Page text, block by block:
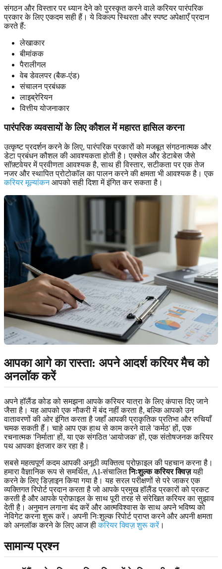
संगठन और विस्तार पर ध्यान देने को पुरस्कृत करने वाले करियर पारंपरिक
प्रकार के लिए एकदम सही हैं। ये विकल्प स्थिरता और स्पष्ट अपेक्षाएँ प्रदान
करते हैं:
लेखाकार
बीमांकक
पैरालीगल
वेब डेवलपर (बैक-एंड)
संचालन प्रबंधक
लाइब्रेरियन
वित्तीय योजनाकार
पारंपरिक व्यवसायोंके लिए कौशल में महारत हासिल करना
उत्कृष्ट प्रदर्शन करने के लिए, पारंपरिक प्रकारों को मजबूत संगठनात्मक और
डेटा प्रबंधन कौशल की आवश्यकता होती है। एक्सेल और डेटाबेस जैसे
सॉफ़्टवेयर में प्रवीणता आवश्यक है, साथ ही विस्तार, सटीकता पर एक तेज
नजर और स्थापित प्रोटोकॉल का पालन करने की क्षमता भी आवश्यक है। एक
करियर मूल्यांकनआपको सही दिशा में इंगित कर सकता है।
आपका आगे का रास्ता: अपने आदर्श करियर मैच को
अनलॉक करें
अपने हॉलैंड कोड को समझना आपके करियर यात्रा के लिए कंपास दिए जाने
जैसा है। यह आपको एक नौकरी में बंद नहीं करता है, बल्कि आपको उन
वातावरणों की ओर इंगित करता है जहाँ आपकी प्राकृतिक प्रतिभा और रुचियाँ
चमक सकती हैं। चाहे आप एक हाथ से काम करने वाले 'कर्मठ' हों, एक
रचनात्मक 'निर्माता' हों, या एक संगठित 'आयोजक' हों, एक संतोषजनक करियर
पथ आपका इंतजार कर रहा है।
सबसे महत्वपूर्ण कदम आपकी अनूठी व्यक्तित्व प्रोफ़ाइल की पहचान करना है।
हमारा वैज्ञानिक रूप से समर्थित, AI-संचालितनिःशुल्क करियर क्विज़यही
करने के लिए डिज़ाइन किया गया है। यह सरल परीक्षणों से परे जाकर एक
व्यक्तिगत रिपोर्ट प्रदान करता है जो आपके प्रमुख हॉलैंड प्रकारों को प्रकट
करती है और आपके प्रोफ़ाइल के साथ पूरी तरह से संरेखित करियर का सुझाव
देती है। अनुमान लगाना बंद करें और आत्मविश्वास के साथ अपने भविष्य को
नेविगेट करना शुरू करें। अपनी निःशुल्क रिपोर्ट प्राप्त करने और अपनी क्षमता
को अनलॉक करने के लिए आज हीकरियर क्विज़ शुरू करें ।
सामान्य प्रश्न